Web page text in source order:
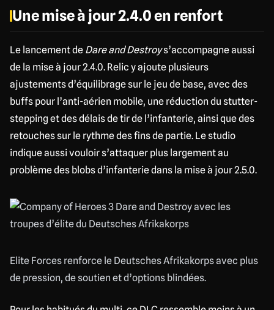
Une mise à jour 2.4.0 en renfort
Le lancement de Dare and Destroys’accompagne aussi
de la mise à jour 2.4.0. Relic y ajoute plusieurs
ajustements d’équilibrage sur le jeu de base, avec des
buffs pour l’anti-aérien mobile, une réduction du stutter-
stepping et des délais de tir de l’infanterie, ainsi que des
retouches sur le rythme des fins de partie. Le studio
indique aussi vouloir s’attaquer plus largement au
problème des blobs d’infanterie dans la mise à jour 2.5.0.
Elite Forces renforce le Deutsches Afrikakorps avec plus
de pression, de soutien et d’options blindées.